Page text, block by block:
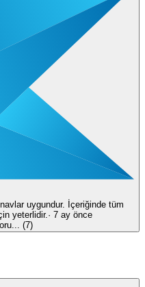
uygundur. İçeriğinde tüm
yeterlidir.· 7 ay önce
(7)